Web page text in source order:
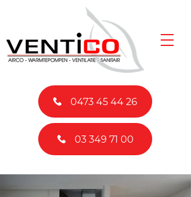
0473 45 44 26
03 349 71 00